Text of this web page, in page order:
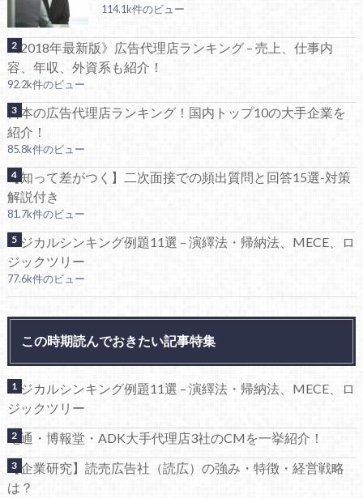
114.1k件のビュー
《2018年最新版》広告代理店ランキング – 売上、仕事内
容、年収、外資系も紹介！
92.2k件のビュー
日本の広告代理店ランキング！国内トップ10の大手企業を
紹介！
85.8k件のビュー
【知って差がつく】二次面接での頻出質問と回答15選-対策
解説付き
81.7k件のビュー
ロジカルシンキング例題11選 – 演繹法・帰納法、MECE、ロ
ジックツリー
77.6k件のビュー
この時期読んでおきたい記事特集
ロジカルシンキング例題11選 – 演繹法・帰納法、MECE、ロ
ジックツリー
電通・博報堂・ADK大手代理店3社のCMを一挙紹介！
【企業研究】読売広告社（読広）の強み・特徴・経営戦略
は？